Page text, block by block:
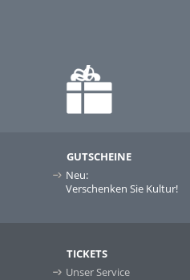
GUTSCHEINE
Neu:
Verschenken Sie Kultur!
TICKETS
Unser Service